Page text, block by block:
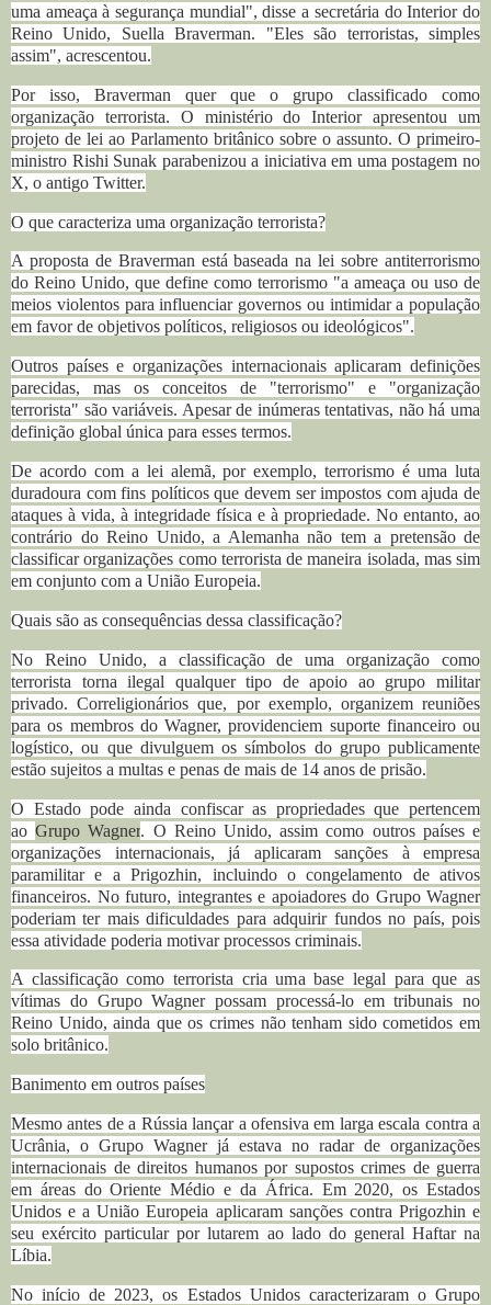
uma ameaça à segurança mundial", disse a secretária do Interior do
Reino Unido, Suella Braverman. "Eles são terroristas, simples
assim", acrescentou.
Por isso, Braverman quer que o grupo classificado como
organização terrorista. O ministério do Interior apresentou um
projeto de lei ao Parlamento britânico sobre o assunto. O primeiro-
ministro Rishi Sunak parabenizou a iniciativa em uma postagem no
X, o antigo Twitter.
O que caracteriza uma organização terrorista?
A proposta de Braverman está baseada na lei sobre antiterrorismo
do Reino Unido, que define como terrorismo "a ameaça ou uso de
meios violentos para influenciar governos ou intimidar a população
em favor de objetivos políticos, religiosos ou ideológicos".
Outros países e organizações internacionais aplicaram definições
parecidas, mas os conceitos de "terrorismo" e "organização
terrorista" são variáveis. Apesar de inúmeras tentativas, não há uma
definição global única para esses termos.
De acordo com a lei alemã, por exemplo, terrorismo é uma luta
duradoura com fins políticos que devem ser impostos com ajuda de
ataques à vida, à integridade física e à propriedade. No entanto, ao
contrário do Reino Unido, a Alemanha não tem a pretensão de
classificar organizações como terrorista de maneira isolada, mas sim
em conjunto com a União Europeia.
Quais são as consequências dessa classificação?
No Reino Unido, a classificação de uma organização como
terrorista torna ilegal qualquer tipo de apoio ao grupo militar
privado. Correligionários que, por exemplo, organizem reuniões
para os membros do Wagner, providenciem suporte financeiro ou
logístico, ou que divulguem os símbolos do grupo publicamente
estão sujeitos a multas e penas de mais de 14 anos de prisão.
O Estado pode ainda confiscar as propriedades que pertencem
ao Grupo Wagner. O Reino Unido, assim como outros países e
organizações internacionais, já aplicaram sanções à empresa
paramilitar e a Prigozhin, incluindo o congelamento de ativos
financeiros. No futuro, integrantes e apoiadores do Grupo Wagner
poderiam ter mais dificuldades para adquirir fundos no país, pois
essa atividade poderia motivar processos criminais.
A classificação como terrorista cria uma base legal para que as
vítimas do Grupo Wagner possam processá-lo em tribunais no
Reino Unido, ainda que os crimes não tenham sido cometidos em
solo britânico.
Banimento em outros países
Mesmo antes de a Rússia lançar a ofensiva em larga escala contra a
Ucrânia, o Grupo Wagner já estava no radar de organizações
internacionais de direitos humanos por supostos crimes de guerra
em áreas do Oriente Médio e da África. Em 2020, os Estados
Unidos e a União Europeia aplicaram sanções contra Prigozhin e
seu exército particular por lutarem ao lado do general Haftar na
Líbia.
No início de 2023, os Estados Unidos caracterizaram o Grupo